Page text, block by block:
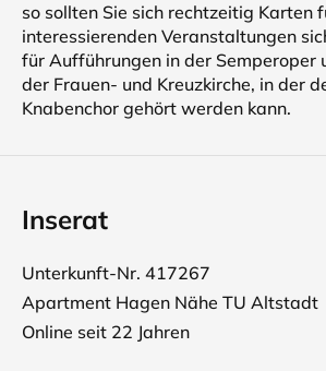
so sollten Sie sich rechtzeitig Karten
interessierenden Veranstaltungen
für Aufführungen in der Semperoper
der Frauen- und Kreuzkirche, in der
Knabenchor gehört werden kann.
Inserat
Unterkunft-Nr. 417267
Apartment Hagen Nähe TU Altstadt
Online seit 22 Jahren